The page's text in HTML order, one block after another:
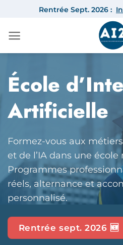
contenu
Rentrée Sept. 2026 :
École
Artificielle
Formez-vous aux
et de l’IA dans une école
Programmes
réels, alternance et
personnalisé.
Rentrée sept. 2026 🆕